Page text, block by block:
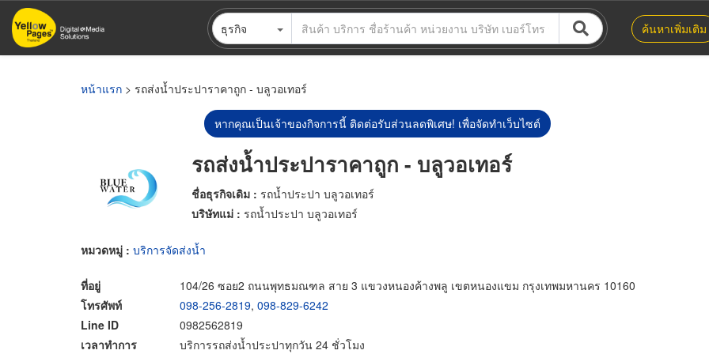
ข้าม
ไป
ธุรกิจ ค้นหาเพิ่มเติม
หน้าแรก > รถส่งน้ำประปาราคาถูก - บลูวอเทอร์
หากคุณเป็นเจ้าของกิจการนี้ ติดต่อรับส่วนลดพิเศษ! เพื่อจัดทำเว็บไซต์
รถส่งน้ำประปาราคาถูก - บลูวอเทอร์
ชื่อธุรกิจเดิม : รถน้ำประปา บลูวอเทอร์
บริษัทแม่ : รถน้ำประปา บลูวอเทอร์
หมวดหมู่ : บริการจัดส่งน้ำ
ที่อยู่
104/26 ซอย2 ถนนพุทธมณฑล สาย 3 แขวงหนองค้างพลู เขตหนองแขม กรุงเทพมหานคร 10160
โทรศัพท์
098-256-2819, 098-829-6242
Line ID
0982562819
เวลาทำการ
บริการรถส่งน้ำประปาทุกวัน 24 ชั่วโมง